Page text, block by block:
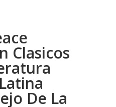
Clasicos
De La